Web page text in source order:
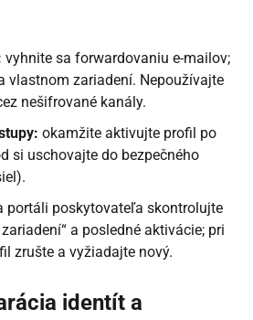
vyhnite sa forwardovaniu e-mailov;
vlastnom zariadení. Nepoužívajte
nešifrované kanály.
okamžite aktivujte profil po
si uschovajte do bezpečného
portáli poskytovateľa skontrolujte
a posledné aktivácie; pri
zrušte a vyžiadajte nový.
identít a